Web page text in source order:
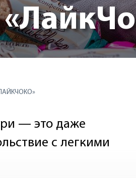
— это даже
с легкими